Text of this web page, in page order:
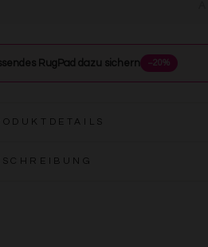
RugPad dazu sichern −20%